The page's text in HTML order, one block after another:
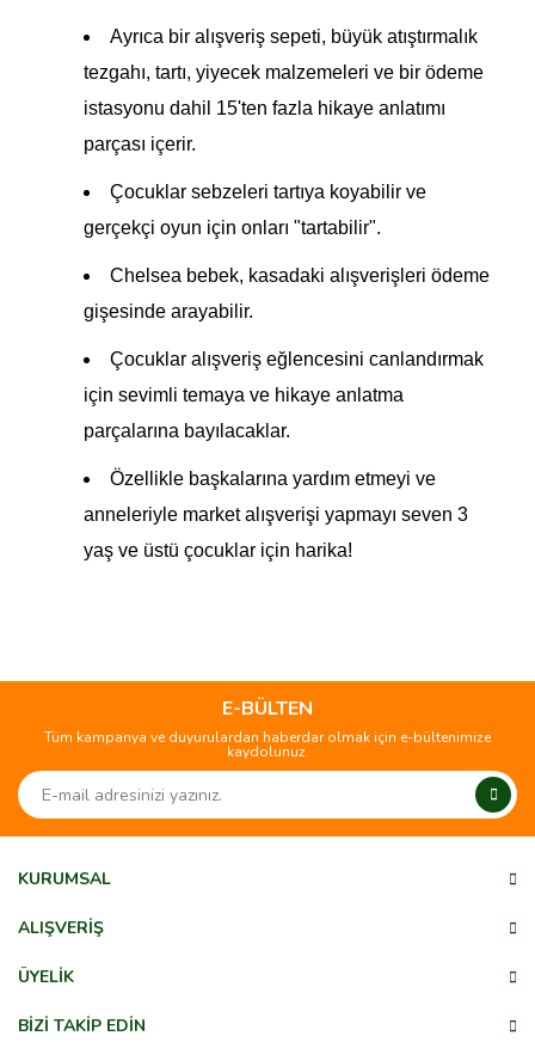
Ayrıca bir alışveriş sepeti, büyük atıştırmalık
tezgahı, tartı, yiyecek malzemeleri ve bir ödeme
istasyonu dahil 15'ten fazla hikaye anlatımı
parçası içerir.
Çocuklar sebzeleri tartıya koyabilir ve
gerçekçi oyun için onları "tartabilir".
Chelsea bebek, kasadaki alışverişleri ödeme
gişesinde arayabilir.
Çocuklar alışveriş eğlencesini canlandırmak
için sevimli temaya ve hikaye anlatma
parçalarına bayılacaklar.
Özellikle başkalarına yardım etmeyi ve
anneleriyle market alışverişi yapmayı seven 3
yaş ve üstü çocuklar için harika!
Yorum Yaz
kullanarak tarafımıza iletebilirsiniz.
Görüş ve önerileriniz için teşekkür ederiz.
Ürün açıklamasında eksik bilgiler bulunuyor.
Ürün bilgilerinde hatalar bulunuyor.
E-BÜLTEN
Tüm kampanya ve duyurulardan haberdar olmak için e-bültenimize
kaydolunuz.
KURUMSAL
ALIŞVERİŞ
ÜYELİK
BİZİ TAKİP EDİN